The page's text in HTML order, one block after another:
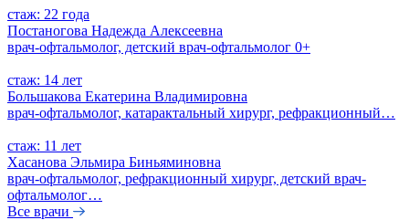
стаж: 22 года
Постаногова Надежда Алексеевна
врач-офтальмолог, детский врач-офтальмолог 0+
стаж: 14 лет
Большакова Екатерина Владимировна
врач-офтальмолог, катарактальный хирург, рефракционный…
стаж: 11 лет
Хасанова Эльмира Биньяминовна
врач-офтальмолог, рефракционный хирург, детский врач-
офтальмолог…
Все врачи